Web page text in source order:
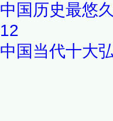
中国历史最悠
12
中国当代十大